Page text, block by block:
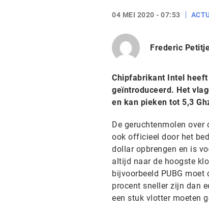
04 MEI 2020 - 07:53
Frederic
Chipfabrikant Intel heeft
geïntroduceerd. Het
en kan pieken tot 5,3
De geruchtenmolen
ook officieel door het
dollar opbrengen en is
altijd naar de hoogste
bijvoorbeeld PUBG moet
procent sneller zijn dan
een stuk vlotter moeten